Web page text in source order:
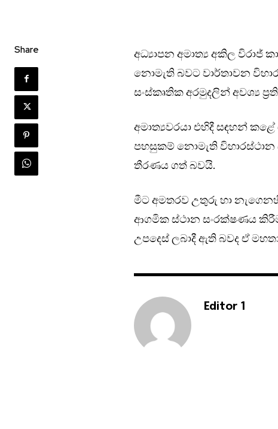
Share
අධ්‍යාපන අමාත්‍ය අකිල විරාජ්
නොමැති බවට වාර්තාවන
සංස්කෘතික අරමුදලින් අවශ්‍ය
අමාත්‍යවරයා එහිදී සඳහන්
පහසුකම් නොමැති
තීරණය ගත් බවයි.
මීට අමතරව උතුරු හා
ආගමික ස්ථාන සංරක්ෂණය
උපදෙස් ලබාදී ඇති බවද ඒ
Editor 1